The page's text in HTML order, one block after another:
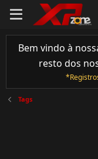
Bem vindo à
resto dos
Tags